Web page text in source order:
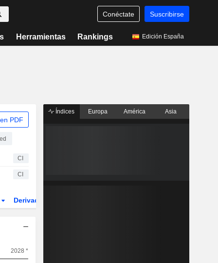
Conéctate Suscribirse
Herramientas Rankings Edición España
PDF
CI
CI
Derivados
2028 *
Índices Europa América Asia